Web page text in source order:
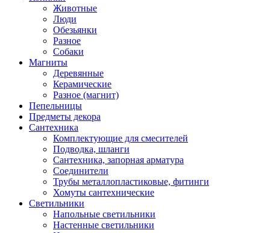
Животные
Люди
Обезьянки
Разное
Собаки
Магниты
Деревянные
Керамические
Разное (магнит)
Пепельницы
Предметы декора
Сантехника
Комплектующие для смесителей
Подводка, шланги
Сантехника, запорная арматура
Соединители
Трубы металлопластиковые, фитинги
Хомуты сантехнические
Светильники
Напольные светильники
Настенные светильники